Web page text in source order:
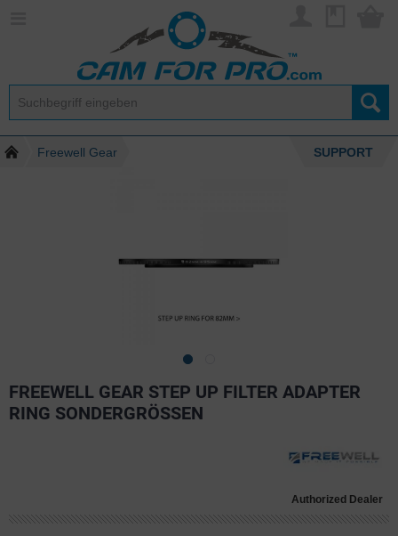
Freewell Gear SUPPORT
FREEWELL GEAR STEP UP FILTER ADAPTER
RING SONDERGRÖSSEN
Authorized Dealer